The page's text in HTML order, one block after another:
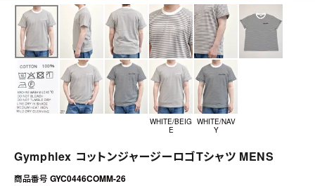
ログイン
新規会員登録
マイページ
お支払いについて
WHITE/BEIG
E
WHITE/NAV
Y
Gymphlex コットンジャージーロゴTシャツ MENS
商品番号 GYC0446COMM-26